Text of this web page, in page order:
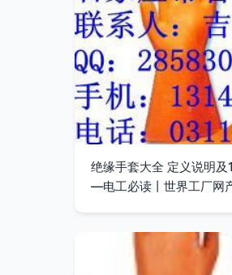
绝缘手套大全 定义说明
—电工必读丨世界工厂网